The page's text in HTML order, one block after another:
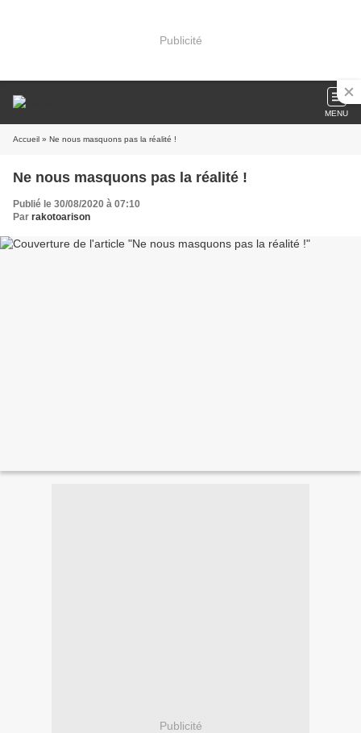
Publicité
MENU
Accueil » Ne nous masquons pas la réalité !
Ne nous masquons pas la réalité !
Publié le 30/08/2020 à 07:10
Par rakotoarison
Publicité